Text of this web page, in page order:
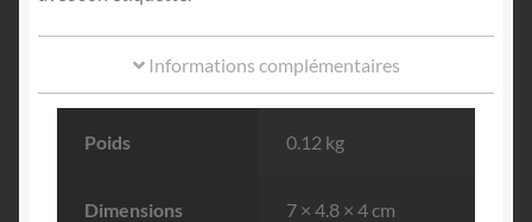
Informations complémentaires
Poids 0.12 kg
Dimensions 7 × 4.8 × 4 cm